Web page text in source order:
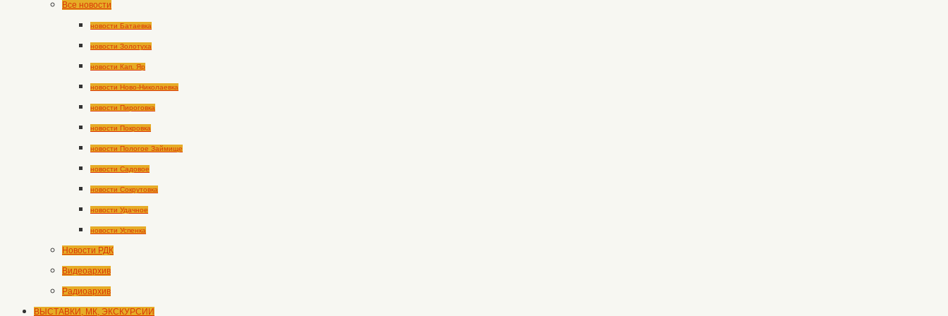
Все новости
новости Батаевка
новости Золотуха
новости Кап. Яр
новости Ново-Николаевка
новости Пироговка
новости Покровка
новости Пологое Займище
новости Садовое
новости Сокрутовка
новости Удачное
новости Успенка
Новости РДК
Видеоархив
Радиоархив
ВЫСТАВКИ, МК, ЭКСКУРСИИ